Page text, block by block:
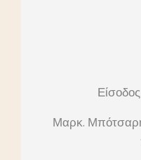
Μαρκ.